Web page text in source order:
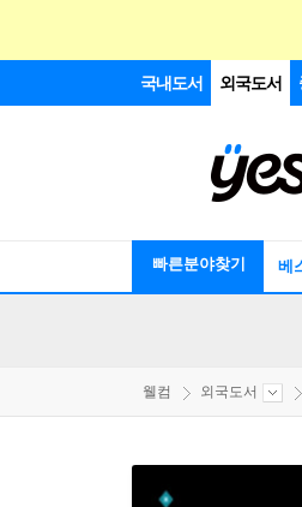
국내도서 외국도서
빠른분야찾기 베
웰컴 외국도서